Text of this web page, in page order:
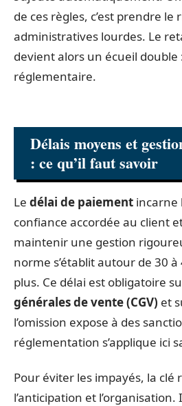
de ces règles, c’est prendre le
administratives lourdes. Le
devient alors un écueil
réglementaire.
Délais moyens et
: ce qu’il faut savoir
Le délai de paiement incarne
confiance accordée au client
maintenir une gestion
norme s’établit autour de 30
plus. Ce délai est obligatoire
générales de vente (CGV) et
l’omission expose à des
réglementation s’applique ici
Pour éviter les impayés, la clé
l’anticipation et l’organisation.